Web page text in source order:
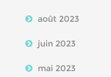
août 2023
juin 2023
mai 2023